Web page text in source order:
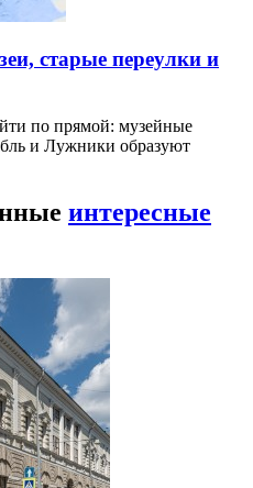
старые переулки и
по прямой: музейные
и Лужники образуют
интересные